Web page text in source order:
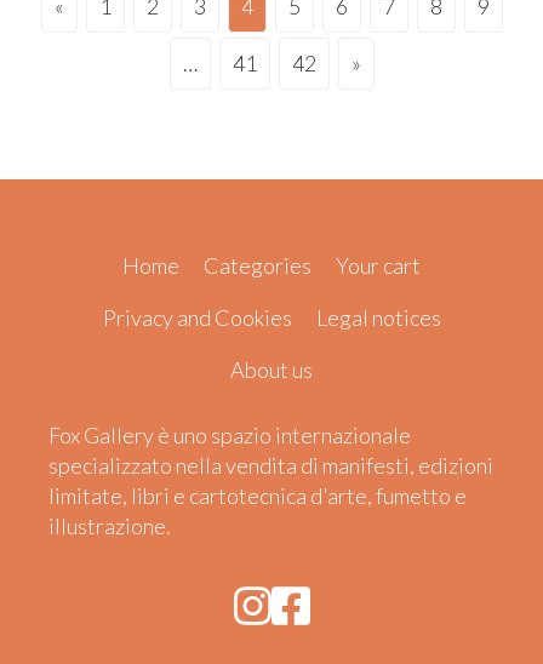
« 1 2 3 4 5 6 7 8 9
… 41 42 »
Home Categories
Your cart
Privacy and Cookies
Legal notices
About us
Fox Gallery è uno spazio internazionale
specializzato nella vendita di manifesti, edizioni
limitate, libri e cartotecnica d'arte, fumetto e
illustrazione.